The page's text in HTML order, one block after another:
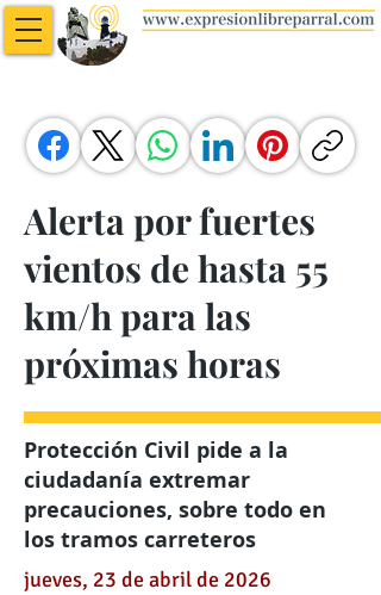
Alerta por fuertes
vientos de hasta 55
km/h para las
próximas horas
Protección Civil pide a la
ciudadanía extremar
precauciones, sobre todo en
los tramos carreteros
jueves, 23 de abril de 2026